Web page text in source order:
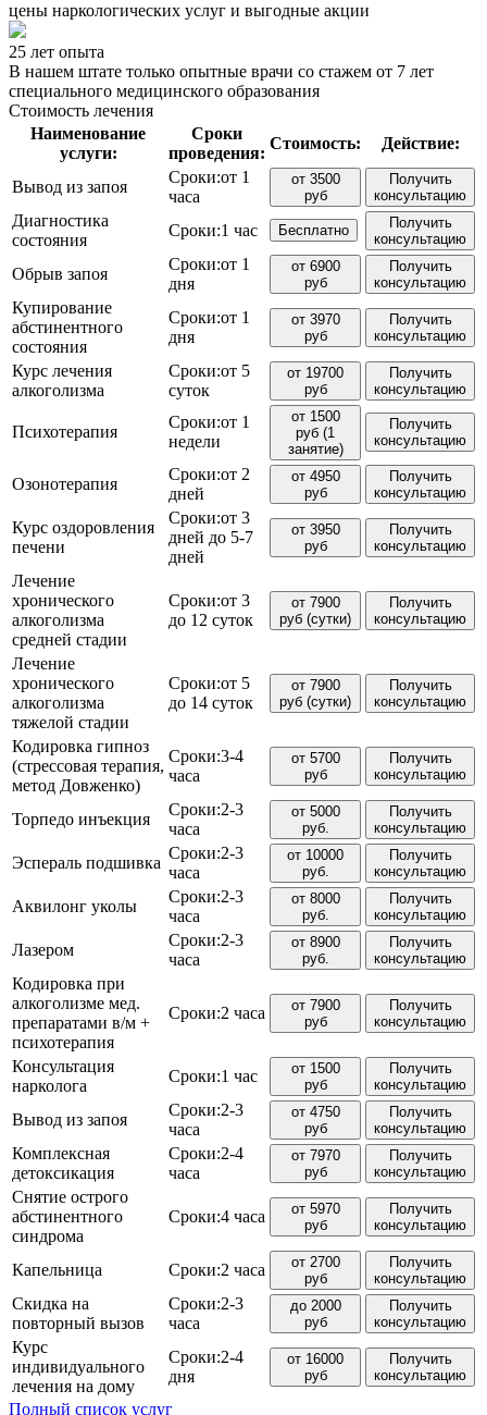
цены наркологических услуг и выгодные акции
25 лет опыта
В нашем штате только опытные врачи со стажем от 7 лет
специального медицинского образования
Стоимость лечения
Наименование
услуги:
Сроки
проведения:
Стоимость: Действие:
Вывод из запоя
Сроки:от 1
часа
от 3500
руб
Получить
консультацию
Диагностика
состояния
Сроки:1 час Бесплатно
Получить
консультацию
Обрыв запоя
Сроки:от 1
дня
от 6900
руб
Получить
консультацию
Купирование
абстинентного
состояния
Сроки:от 1
дня
от 3970
руб
Получить
консультацию
Курс лечения
алкоголизма
Сроки:от 5
суток
от 19700
руб
Получить
консультацию
Психотерапия
Сроки:от 1
недели
от 1500
руб (1
занятие)
Получить
консультацию
Озонотерапия
Сроки:от 2
дней
от 4950
руб
Получить
консультацию
Курс оздоровления
печени
Сроки:от 3
дней до 5-7
дней
от 3950
руб
Получить
консультацию
Лечение
хронического
алкоголизма
средней стадии
Сроки:от 3
до 12 суток
от 7900
руб (сутки)
Получить
консультацию
Лечение
хронического
алкоголизма
тяжелой стадии
Сроки:от 5
до 14 суток
от 7900
руб (сутки)
Получить
консультацию
Кодировка гипноз
(стрессовая терапия,
метод Довженко)
Сроки:3-4
часа
от 5700
руб
Получить
консультацию
Торпедо инъекция
Сроки:2-3
часа
от 5000
руб.
Получить
консультацию
Эспераль подшивка
Сроки:2-3
часа
от 10000
руб.
Получить
консультацию
Аквилонг уколы
Сроки:2-3
часа
от 8000
руб.
Получить
консультацию
Лазером
Сроки:2-3
часа
от 8900
руб.
Получить
консультацию
Кодировка при
алкоголизме мед.
препаратами в/м +
психотерапия
Сроки:2 часа
от 7900
руб
Получить
консультацию
Консультация
нарколога
Сроки:1 час
от 1500
руб
Получить
консультацию
Вывод из запоя
Сроки:2-3
часа
от 4750
руб
Получить
консультацию
Комплексная
детоксикация
Сроки:2-4
часа
от 7970
руб
Получить
консультацию
Снятие острого
абстинентного
синдрома
Сроки:4 часа
от 5970
руб
Получить
консультацию
Капельница Сроки:2 часа
от 2700
руб
Получить
консультацию
Скидка на
повторный вызов
Сроки:2-3
часа
до 2000
руб
Получить
консультацию
Курс
индивидуального
лечения на дому
Сроки:2-4
дня
от 16000
руб
Получить
консультацию
Полный список услуг